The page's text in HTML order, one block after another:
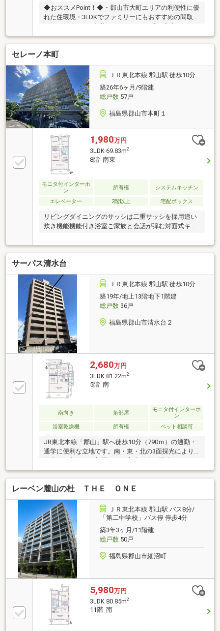
◆おススメPoint！◆・郡山市大町エリアの利便性に優
れた住環境・3LDKでファミリーにもおすすめの間取
です・郡山駅まで徒歩10分で通勤・通学にも便利・商
業施設が充実し、毎日の買い物にも便利な立地・駅近
と利便性を兼ね備えたマンションです◆周辺環境◆・
橘小学校 徒歩約10分・第三中学校 徒歩約23分◆弊
社の強み◆・経験豊富な弊社スタッフがご購入のサポ
ートを致します！・オプション工事もワンストップ対
応で理想の住まいに仕上げます・LINEで問い合わせ→
＠ｐｒｅｓｔｉｇｅ－ｈｎｅｔでＩＤ検索
セレーノ本町
ＪＲ東北本線 郡山駅 徒歩10分
築26年6ヶ月/9階建
総戸数57戸
福島県郡山市本町１
1,980万円
3LDK 69.83m2
8階 南東
モニタ付インターホ
ン
所有権 システムキッチン
エレベーター 2階以上 宅配ボックス
リビングダイニングのサッシは二重サッシを採用追い
炊き機能機能付き浴室ご家族と会話が弾む対面式キッ
サーパス清水台
ＪＲ東北本線 郡山駅 徒歩10分
築19年/地上13階地下1階建
総戸数36戸
福島県郡山市清水台２
2,680万円
3LDK 81.22m2
5階 南
南向き 角部屋
モニタ付インターホ
ン
浴室乾燥機
所有権 ペット相談可
JR東北本線「郡山」駅へ徒歩10分（790ｍ）の通勤・
通学に便利な立地です。南・東・北の3面採光により
2WAYキッチン・2WAY洗面所になっております。リビ
ングダイニングには床暖房が設置されております。1
住戸2匹までペット飼育可能です。（細則にて制限有
り）
レーベン麓山の杜 ＴＨＥ ＯＮＥ
ＪＲ東北本線 郡山駅 バス8分/
「第二中学校」バス停 停歩4分
築3年3ヶ月/11階建
総戸数50戸
福島県郡山市細沼町
5,980万円
3LDK 80.85m2
11階 南